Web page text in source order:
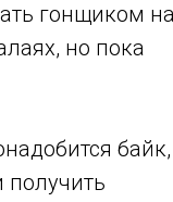
гонщиком на
но пока
байк,
получить